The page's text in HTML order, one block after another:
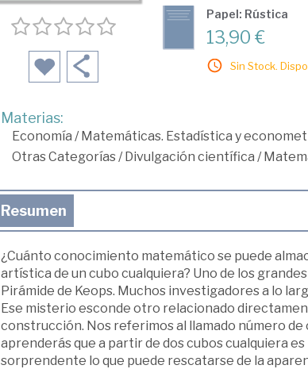
Papel: Rústica
13,90 €
Sin Stock.
Materias:
Economía /Matemáticas. Estadística y
Otras Categorías/Divulgación científica /
Resumen
¿Cuánto conocimiento matemático se puede
artística de un cubo cualquiera? Uno de los
Pirámide de Keops. Muchos investigadores a lo
Ese misterio esconde otro relacionado
construcción. Nos referimos al llamado número
aprenderás que a partir de dos cubos cualquiera
sorprendente lo que puede rescatarse de la